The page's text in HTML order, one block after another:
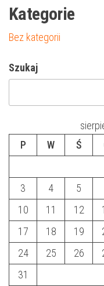
Kategorie
Bez kategorii
Szukaj
P
W Ś
3
4 5
10
11 12
17
18 19
24
25 26
31